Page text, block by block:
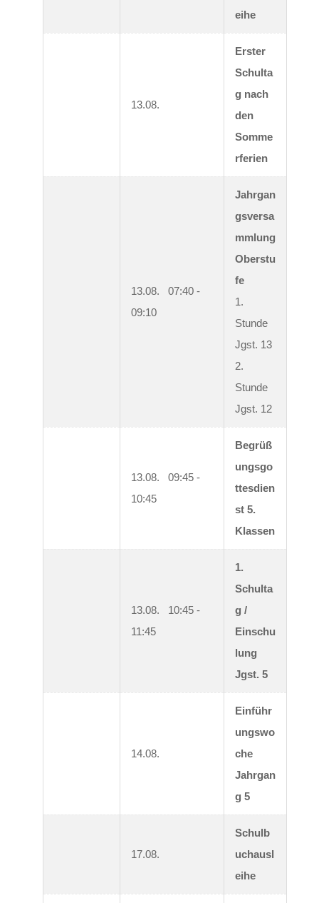
eihe
13.08.
Erster
Schulta
g nach
den
Somme
rferien
13.08.   07:40 -
09:10
Jahrgan
gsversa
mmlung
Oberstu
fe
1.
Stunde
Jgst. 13
2.
Stunde
Jgst. 12
13.08.   09:45 -
10:45
Begrüß
ungsgo
ttesdien
st 5.
Klassen
13.08.   10:45 -
11:45
1.
Schulta
g /
Einschu
lung
Jgst. 5
14.08.
Einführ
ungswo
che
Jahrgan
g 5
17.08.
Schulb
uchausl
eihe